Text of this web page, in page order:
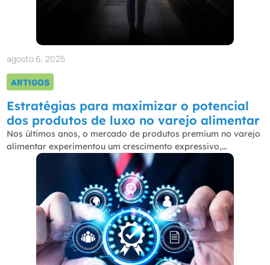
agosto 6, 2025
ARTIGOS
Estratégias para maximizar o potencial
dos produtos de luxo no varejo alimentar
Nos últimos anos, o mercado de produtos premium no varejo
alimentar experimentou um crescimento expressivo,…